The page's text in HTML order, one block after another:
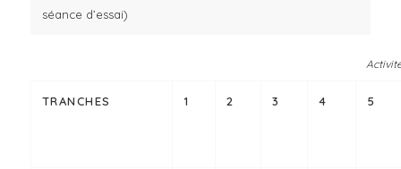
séance d’essai)
TRANCHES 1 2 3 4 5